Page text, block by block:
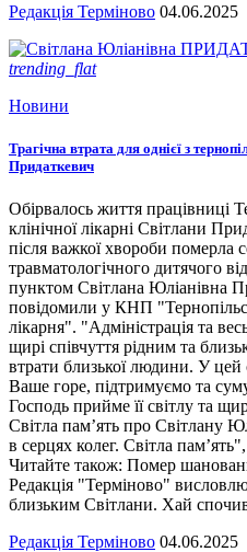
Редакція Терміново 04.06.2025
trending_flat
Новини
Трагічна втрата для однієї з
Придаткевич
Обірвалось життя працівниці
клінічної лікарні Світлани
після важкої хвороби померла
травматологічного дитячого
пунктом Світлана Юліанівна
повідомили у КНП
лікарня". "Адміністрація та
щирі співчуття рідним та
втрати близької людини. У
Ваше горе, підтримуємо та
Господь прийме її світлу та
Світла пам’ять про Світлану
в серцях колег. Світла
Читайте також: Помер
Редакція "Терміново"
близьким Світлани. Хай
Редакція Терміново 04.06.2025